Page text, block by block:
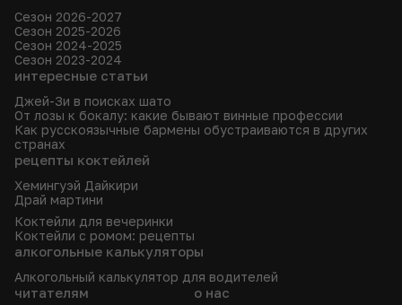
Сезон 2026-2027
Сезон 2025-2026
Сезон 2024-2025
Сезон 2023-2024
интересные статьи
Джей-Зи в поисках шато
От лозы к бокалу: какие бывают винные профессии
Как русскоязычные бармены обустраиваются в других
странах
рецепты коктейлей
Хемингуэй Дайкири
Драй мартини
Коктейли для вечеринки
Коктейли с ромом: рецепты
алкогольные калькуляторы
Алкогольный калькулятор для водителей
читателям о нас